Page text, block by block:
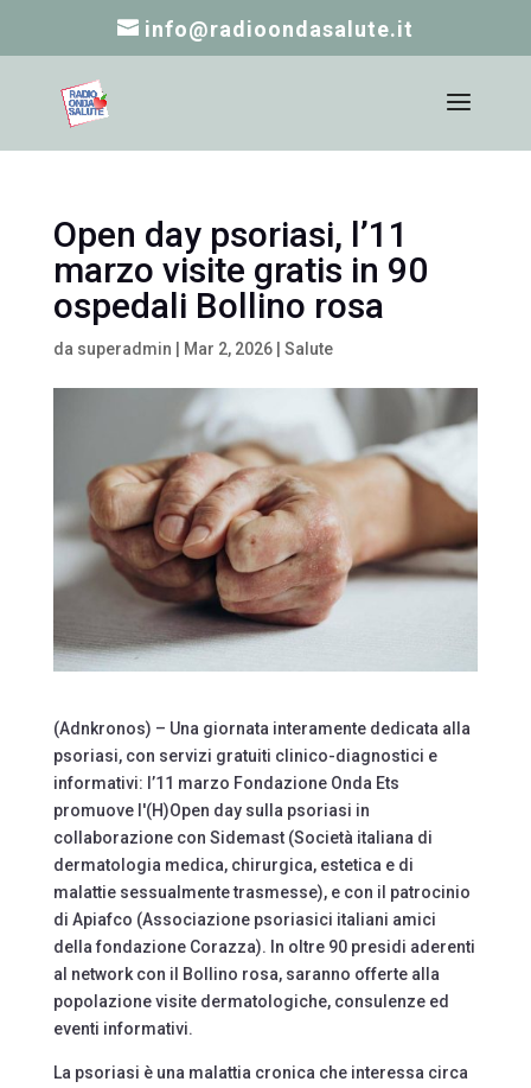
info@radioondasalute.it
Open day psoriasi, l’11
marzo visite gratis in 90
ospedali Bollino rosa
da superadmin Mar 2, 2026| Salute
(Adnkronos) – Una giornata interamente dedicata alla
psoriasi, con servizi gratuiti clinico-diagnostici e
informativi: l’11 marzo Fondazione Onda Ets
promuove l'(H)Open day sulla psoriasi in
collaborazione con Sidemast (Società italiana di
dermatologia medica, chirurgica, estetica e di
malattie sessualmente trasmesse), e con il patrocinio
di Apiafco (Associazione psoriasici italiani amici
della fondazione Corazza). In oltre 90 presidi aderenti
al network con il Bollino rosa, saranno offerte alla
popolazione visite dermatologiche, consulenze ed
eventi informativi.
La psoriasi è una malattia cronica che interessa circa